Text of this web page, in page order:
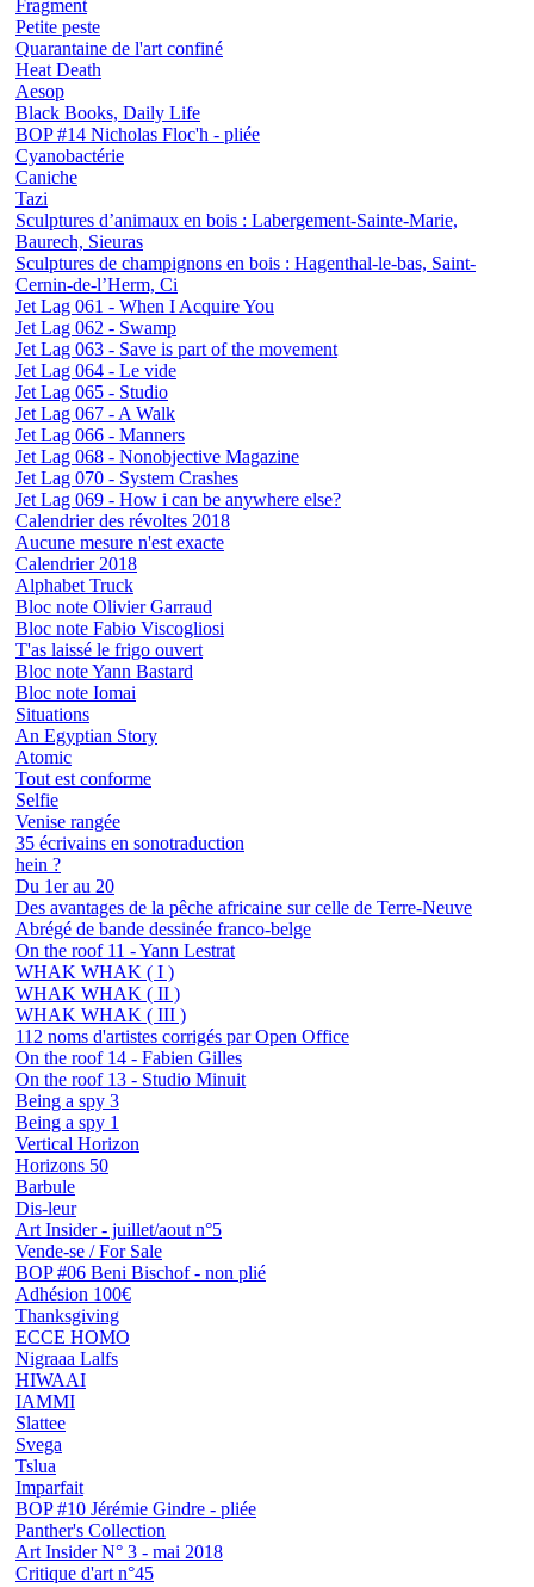
Fragment
Petite peste
Quarantaine de l'art confiné
Heat Death
Aesop
Black Books, Daily Life
BOP #14 Nicholas Floc'h - pliée
Cyanobactérie
Caniche
Tazi
Sculptures d’animaux en bois : Labergement-Sainte-Marie,
Baurech, Sieuras
Sculptures de champignons en bois : Hagenthal-le-bas, Saint-
Cernin-de-l’Herm, Ci
Jet Lag 061 - When I Acquire You
Jet Lag 062 - Swamp
Jet Lag 063 - Save is part of the movement
Jet Lag 064 - Le vide
Jet Lag 065 - Studio
Jet Lag 067 - A Walk
Jet Lag 066 - Manners
Jet Lag 068 - Nonobjective Magazine
Jet Lag 070 - System Crashes
Jet Lag 069 - How i can be anywhere else?
Calendrier des révoltes 2018
Aucune mesure n'est exacte
Calendrier 2018
Alphabet Truck
Bloc note Olivier Garraud
Bloc note Fabio Viscogliosi
T'as laissé le frigo ouvert
Bloc note Yann Bastard
Bloc note Iomai
Situations
An Egyptian Story
Atomic
Tout est conforme
Selfie
Venise rangée
35 écrivains en sonotraduction
hein ?
Du 1er au 20
Des avantages de la pêche africaine sur celle de Terre-Neuve
Abrégé de bande dessinée franco-belge
On the roof 11 - Yann Lestrat
WHAK WHAK ( I )
WHAK WHAK ( II )
WHAK WHAK ( III )
112 noms d'artistes corrigés par Open Office
On the roof 14 - Fabien Gilles
On the roof 13 - Studio Minuit
Being a spy 3
Being a spy 1
Vertical Horizon
Horizons 50
Barbule
Dis-leur
Art Insider - juillet/aout n°5
Vende-se / For Sale
BOP #06 Beni Bischof - non plié
Adhésion 100€
Thanksgiving
ECCE HOMO
Nigraaa Lalfs
HIWAAI
IAMMI
Slattee
Svega
Tslua
Imparfait
BOP #10 Jérémie Gindre - pliée
Panther's Collection
Art Insider N° 3 - mai 2018
Critique d'art n°45